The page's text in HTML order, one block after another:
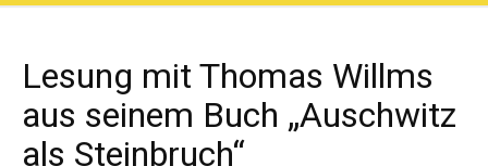
Lesung mit Thomas Willms
aus seinem Buch „Auschwitz
als Steinbruch“